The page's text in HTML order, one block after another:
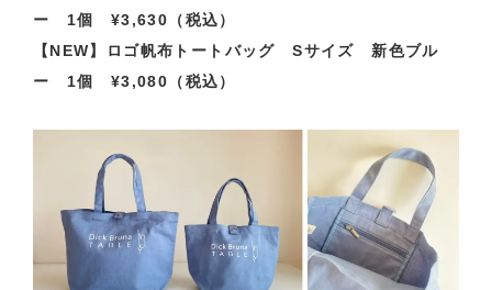
ー 1個 ¥3,630（税込）
【NEW】ロゴ帆布トートバッグ Sサイズ 新色ブル
ー 1個 ¥3,080（税込）